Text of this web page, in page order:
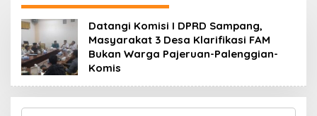
Datangi Komisi I DPRD Sampang,
Masyarakat 3 Desa Klarifikasi FAM
Bukan Warga Pajeruan-Palenggian-
Komis
Cari